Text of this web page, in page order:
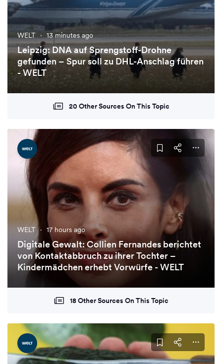
WELT · 13 minutes ago
Leipzig: DNA auf Sprengstoff-Drohne
gefunden – Spur soll zu DHL-Anschlag führen
- WELT
20 Other Sources On This Topic
WELT · 17 hours ago
Digitale Gewalt: Collien Fernandes berichtet
von Kontaktabbruch zu ihrer Tochter –
Kindermädchen erhebt Vorwürfe - WELT
18 Other Sources On This Topic